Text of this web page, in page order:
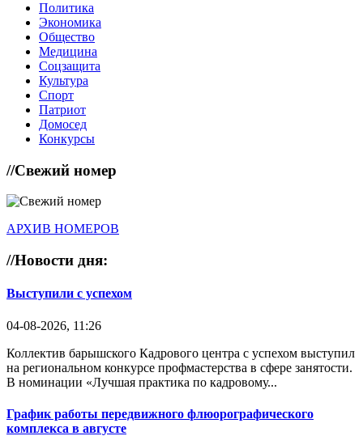
Политика
Экономика
Общество
Медицина
Соцзащита
Культура
Спорт
Патриот
Домосед
Конкурсы
//Свежий номер
АРХИВ НОМЕРОВ
//Новости дня:
Выступили с успехом
04-08-2026, 11:26
Коллектив барышского Кадрового центра с успехом выступил
на региональном конкурсе профмастерства в сфере занятости.
В номинации «Лучшая практика по кадровому...
График работы передвижного флюорографического
комплекса в августе